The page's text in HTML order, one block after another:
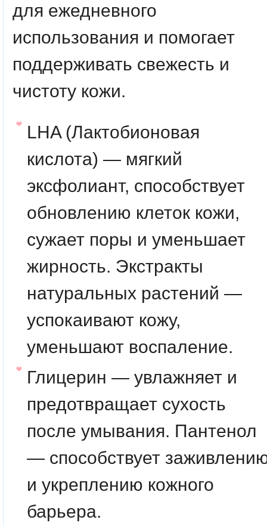
для ежедневного
использования и помогает
поддерживать свежесть и
чистоту кожи.
LHA (Лактобионовая
кислота) — мягкий
эксфолиант, способствует
обновлению клеток кожи,
сужает поры и уменьшает
жирность. Экстракты
натуральных растений —
успокаивают кожу,
уменьшают воспаление.
Глицерин — увлажняет и
предотвращает сухость
после умывания. Пантенол
— способствует
и укреплению кожного
барьера.